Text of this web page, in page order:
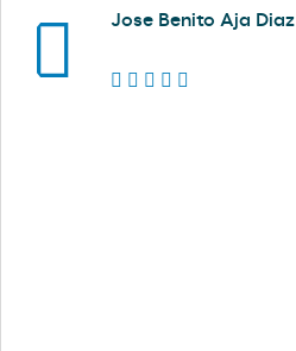
Jose Benito Aja Diaz